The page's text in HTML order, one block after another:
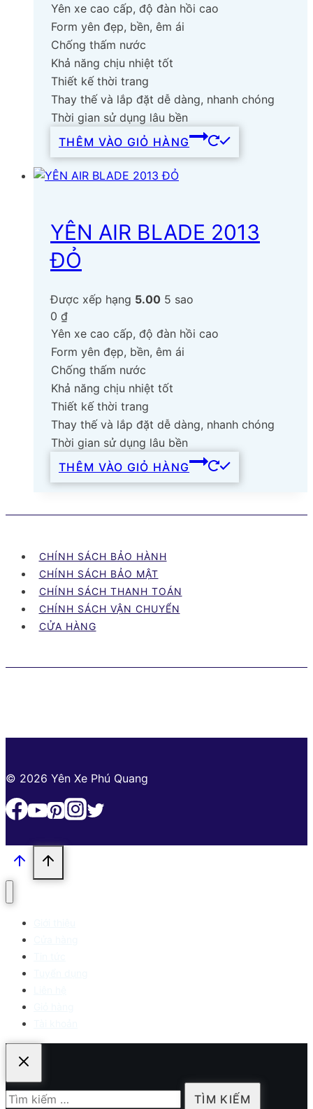
Yên xe cao cấp, độ đàn hồi cao
Form yên đẹp, bền, êm ái
Chống thấm nước
Khả năng chịu nhiệt tốt
Thiết kế thời trang
Thay thế và lắp đặt dễ dàng, nhanh chóng
Thời gian sử dụng lâu bền
THÊM VÀO GIỎ HÀNG
YÊN AIR BLADE 2013
ĐỎ
Được xếp hạng 5.00 5 sao
0 ₫
Yên xe cao cấp, độ đàn hồi cao
Form yên đẹp, bền, êm ái
Chống thấm nước
Khả năng chịu nhiệt tốt
Thiết kế thời trang
Thay thế và lắp đặt dễ dàng, nhanh chóng
Thời gian sử dụng lâu bền
THÊM VÀO GIỎ HÀNG
CHÍNH SÁCH BẢO HÀNH
CHÍNH SÁCH BẢO MẬT
CHÍNH SÁCH THANH TOÁN
CHÍNH SÁCH VẬN CHUYỂN
CỬA HÀNG
© 2026 Yên Xe Phú Quang
Tìm